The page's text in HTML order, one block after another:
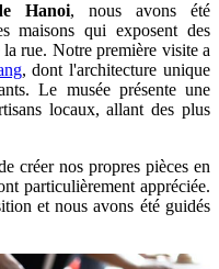
Hanoi, nous avons été
maisons qui exposent des
rue. Notre première visite a
, dont l'architecture unique
Le musée présente une
locaux, allant des plus
créer nos propres pièces en
particulièrement appréciée.
et nous avons été guidés